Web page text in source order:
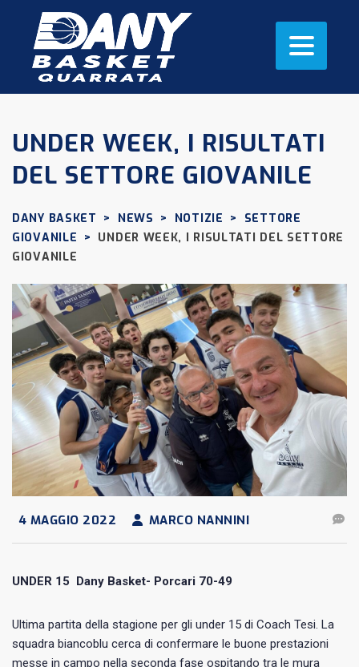
UNDER WEEK, I RISULTATI
DEL SETTORE GIOVANILE
DANY BASKET > NEWS > NOTIZIE >
SETTORE
GIOVANILE > UNDER WEEK, I RISULTATI DEL SETTORE
GIOVANILE
4 MAGGIO 2022 MARCO NANNINI
UNDER 15 Dany Basket- Porcari 70-49
Ultima partita della stagione per gli under 15 di Coach Tesi. La
squadra biancoblu cerca di confermare le buone prestazioni
messe in campo nella seconda fase ospitando tra le mura